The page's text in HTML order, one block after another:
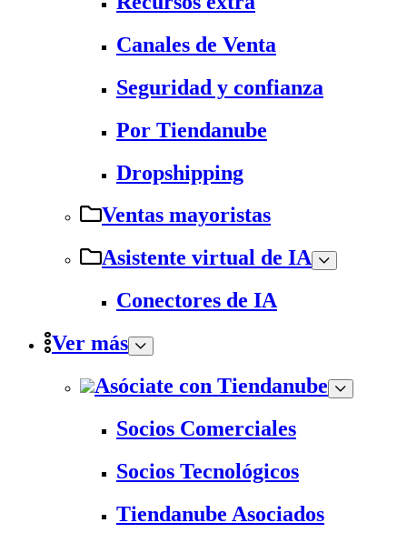
Canales de Venta
Seguridad y confianza
Por Tiendanube
Dropshipping
Ventas mayoristas
Asistente virtual de IA
Conectores de IA
Ver más
Asóciate con Tiendanube
Socios Comerciales
Socios Tecnológicos
Tiendanube Asociados